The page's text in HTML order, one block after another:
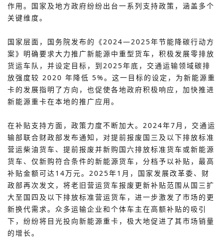
作用。国家及地方政府纷纷出台一系列支持政策，涵盖多个
关键维度。
国家层面，国务院发布的《2024—2025年节能降碳行动方
案》明确要求大力推广新能源中重型货车，积极发展零排放
货运车队，并设定目标，到2025年底，交通运输领域碳排
放强度较 2020 年降低 5%。这一目标的设定，为新能源重
卡的发展指明了方向，也促使各地政府积极响应，加快推进
新能源重卡在本地的推广应用。
在补贴支持方面，政策力度不断加大。2024年7月，交通运
输部联合财政部发布通知，对提前报废国三及以下排放标准
营运柴油货车、提前报废并新购国六排放标准货车或新能源
货车、仅新购符合条件的新能源货车，分档予以补贴，最高
补贴金额可达14万元。2025年1月，国家发展改革委、财
政部再次发文，将老旧营运货车报废更新补贴范围从国三扩
大至国四及以下排放标准营运货车，进一步激发了市场的更
新换代需求。众多运输企业和个体车主在高额补贴的吸引
下，纷纷将目光投向新能源重卡，极大地促进了其市场销量
的增长。